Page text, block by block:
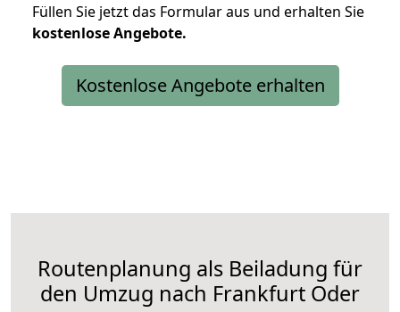
Füllen Sie jetzt das Formular aus und erhalten Sie
kostenloseAngebote.
Kostenlose Angebote erhalten
Routenplanung als Beiladung für
den Umzug nach Frankfurt Oder